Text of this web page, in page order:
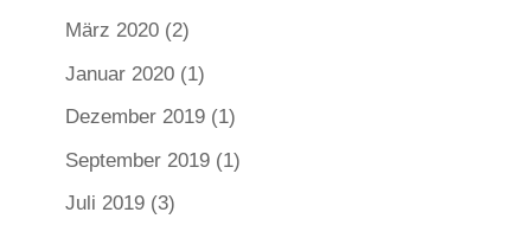
März 2020(2)
Januar 2020(1)
Dezember 2019(1)
September 2019(1)
Juli 2019(3)